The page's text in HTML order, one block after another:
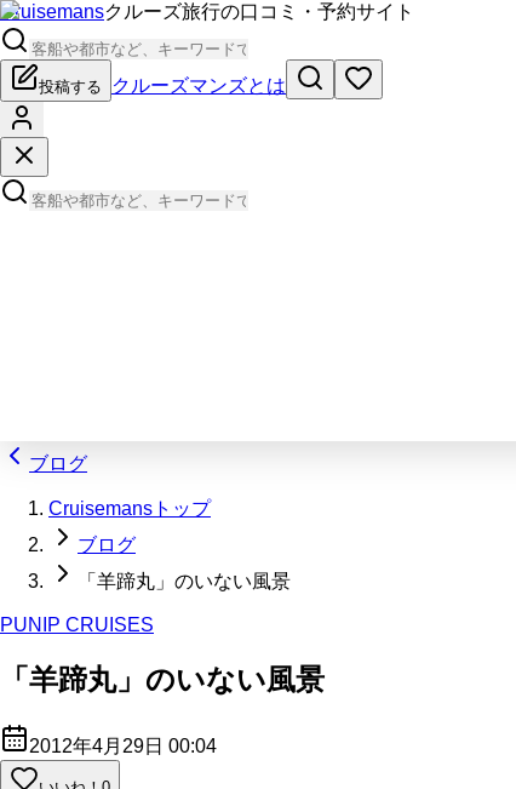
Cruisemansクルーズ旅行の口コミ・予約サイト
投稿する クルーズマンズとは
ブログ
Cruisemansトップ
ブログ
「羊蹄丸」のいない風景
PUNIP CRUISES
「羊蹄丸」のいない風景
2012年4月29日 00:04